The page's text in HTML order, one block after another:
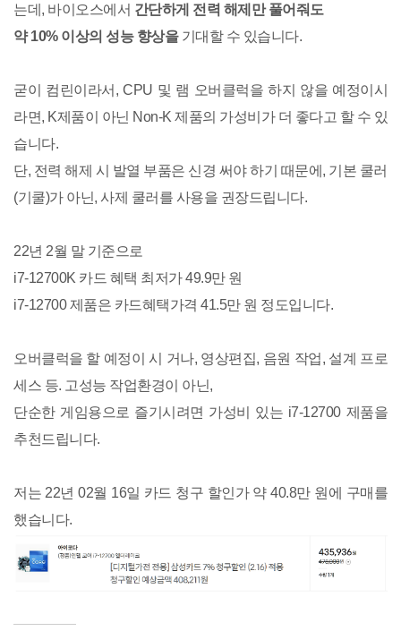
는데, 바이오스에서 간단하게 전력 해제만 풀어줘도
약 10% 이상의 성능 향상을기대할 수 있습니다.
굳이 컴린이라서, CPU 및 램 오버클럭을 하지 않을 예정이시
라면, K제품이 아닌 Non-K 제품의 가성비가 더 좋다고 할 수 있
습니다.
단, 전력 해제 시 발열 부품은 신경 써야 하기 때문에, 기본 쿨러
(기쿨)가 아닌, 사제 쿨러를 사용을 권장드립니다.
22년 2월 말 기준으로
i7-12700K 카드 혜택 최저가 49.9만 원
i7-12700 제품은 카드혜택가격 41.5만 원 정도입니다.
오버클럭을 할 예정이 시 거나, 영상편집, 음원 작업, 설계 프로
세스 등. 고성능 작업환경이 아닌,
단순한 게임용으로 즐기시려면 가성비 있는 i7-12700 제품을
추천드립니다.
저는 22년 02월 16일 카드 청구 할인가 약 40.8만 원에 구매를
했습니다.